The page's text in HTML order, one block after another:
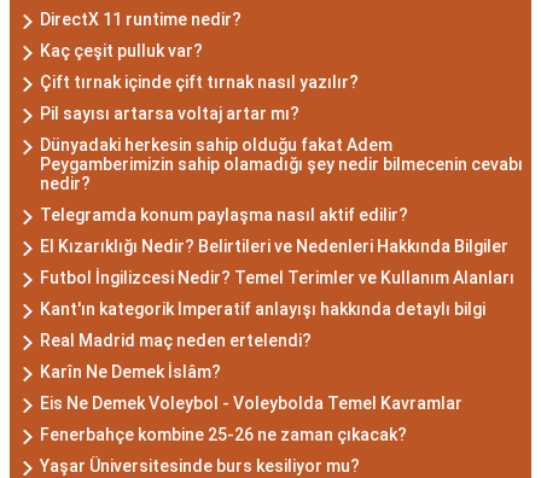
özellikleri arasında kararlılık, cesaret ve tutku
bulunur. Akrepler, hedeflerine ulaşmak için
kararlılıkla çalışan bireylerdir. Aynı zamanda,
zekalarını ve keskin gözlem yeteneklerini
kullanarak çözüm odaklıdırlar.
Akrep Burcu Erkeği
Özellikleri: Güçlü ve
Karizmatik
Akrep burcu erkeği, genellikle güçlü bir karaktere
ve derin bir içsel güce sahiptir. Karizmatik ve
etkileyici kişilikleriyle dikkat çekerler. Akrep burcu
erkekleri, duygusal derinlikleri ve tutkulu
yaklaşımlarıyla ilişkilerde derin bağlar kurabilirler.
DirectX 11 runtime nedir?
Kaç çeşit pulluk var?
Çift tırnak içinde çift tırnak nasıl yazılır?
Pil sayısı artarsa voltaj artar mı?
Dünyadaki herkesin sahip olduğu fakat Adem
Peygamberimizin sahip olamadığı şey nedir bilmecenin cevabı
nedir?
Telegramda konum paylaşma nasıl aktif edilir?
El Kızarıklığı Nedir? Belirtileri ve Nedenleri Hakkında Bilgiler
Futbol İngilizcesi Nedir? Temel Terimler ve Kullanım Alanları
Kant'ın kategorik Imperatif anlayışı hakkında detaylı bilgi
Real Madrid maç neden ertelendi?
Karîn Ne Demek İslâm?
Eis Ne Demek Voleybol - Voleybolda Temel Kavramlar
Fenerbahçe kombine 25-26 ne zaman çıkacak?
Yaşar Üniversitesinde burs kesiliyor mu?